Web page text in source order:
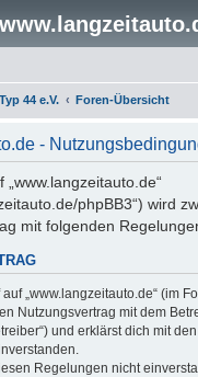
44 e.V. Foren-Übersicht
-
phpBB3“) wird
mit folgenden
„www.langzeitauto.de“ (im
Nutzungsvertrag mit dem
und erklärst dich mit
Regelungen nicht